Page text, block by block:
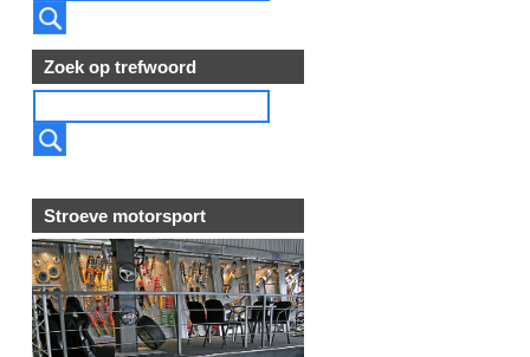
Zoek op trefwoord
Stroeve motorsport